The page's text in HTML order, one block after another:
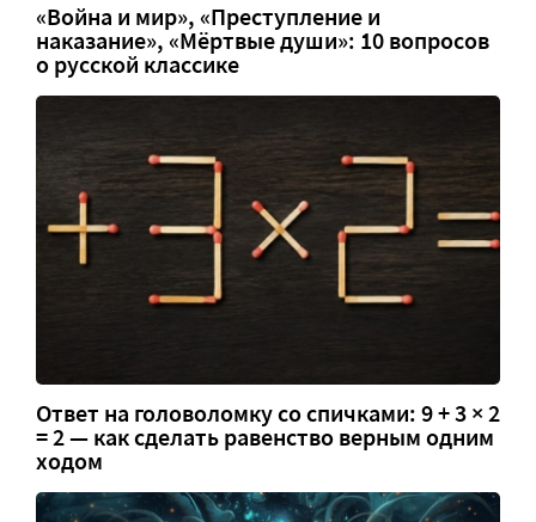
«Война и мир», «Преступление и
наказание», «Мёртвые души»: 10 вопросов
о русской классике
Ответ на головоломку со спичками: 9 + 3 × 2
= 2 — как сделать равенство верным одним
ходом